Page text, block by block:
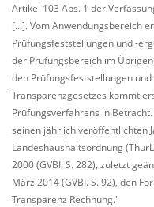
Artikel 103 Abs. 1 der
[...]. Vom Anwendungsbereich
Prüfungsfeststellungen und -
der Prüfungsbereich im
den Prüfungsfeststellungen
Transparenzgesetzes kommt
Prüfungsverfahrens in
seinen jährlich veröffentlichten
Landeshaushaltsordnung
2000 (GVBI. S. 282), zuletzt
März 2014 (GVBI. S. 92), den
Transparenz Rechnung."